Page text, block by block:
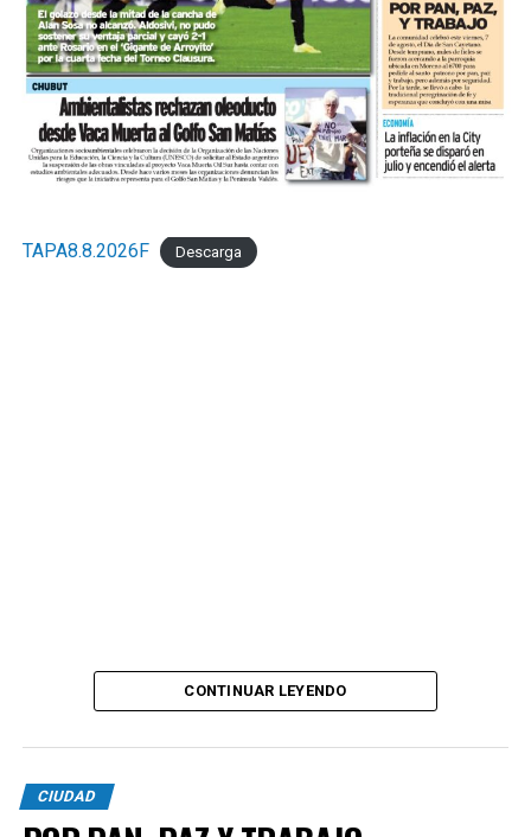
TAPA8.8.2026F Descarga
CONTINUAR LEYENDO
CIUDAD